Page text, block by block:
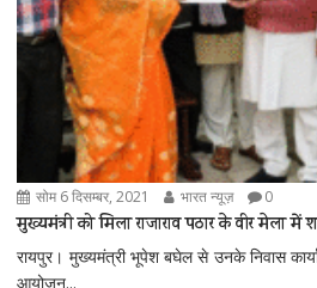
सोम 6 दिसम्बर, 2021 भारत न्यूज़ 0
मुख्यमंत्री को मिला राजाराव पठार के वीर मेला
रायपुर। मुख्यमंत्री भूपेश बघेल से उनके निवास
आयोजन...